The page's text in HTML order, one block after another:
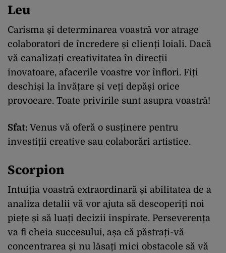
Leu
Carisma și determinarea voastră vor atrage
colaboratori de încredere și clienți loiali. Dacă
vă canalizați creativitatea în direcții
inovatoare, afacerile voastre vor înflori. Fiți
deschiși la învățare și veți depăși orice
provocare. Toate privirile sunt asupra voastră!
Sfat: Venus vă oferă o susținere pentru
investiții creative sau colaborări artistice.
Scorpion
Intuiția voastră extraordinară și abilitatea de a
analiza detalii vă vor ajuta să descoperiți noi
piețe și să luați decizii inspirate. Perseverența
va fi cheia succesului, așa că păstrați-vă
concentrarea și nu lăsați mici obstacole să vă